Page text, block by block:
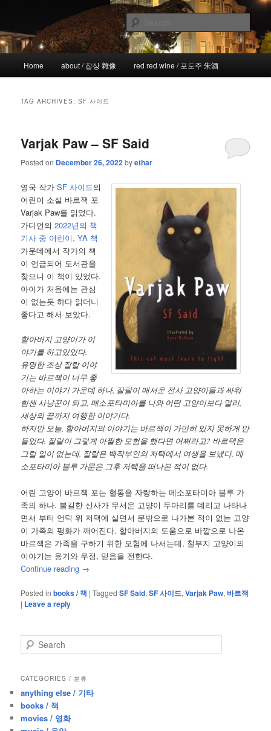
primary
content
secondary
content!wicked
the more I see the less I know
Home about / 잡상 雜像 red red wine / 포도주 朱酒
TAG ARCHIVES:SF 사이드
Varjak Paw – SF Said
Posted on December 26, 2022byethar
영국 작가SF 사이드의
어린이 소설 바르잭 포
Varjak Paw를 읽었다.
가디언의2022년의 책
기사 중 어린이, YA 책
가운데에서 작가의 책
이 언급되어 도서관을
찾으니 이 책이 있었다.
아이가 처음에는 관심
이 없는듯 하다 읽더니
좋다고 해서 보았다.
할아버지 고양이가 이
야기를 하고있었다.
유명한 조상 잘랄 이야
기는 바르잭이 너무 좋
아하는 이야기 가운데 하나, 잘랄이 매서운 전사 고양이들과 싸워
힘센 사냥꾼이 되고, 메소포타미아를 나와 어떤 고양이보다 멀리,
세상의 끝까지 여행한 이야기다.
하지만 오늘, 할아버지의 이야기는 바르잭이 가만히 있지 못하게 만
들었다. 잘랄이 그렇게 아찔한 모험을 했다면 어쩌라고? 바르택은
그럴 일이 없는데. 잘랄은 백작부인의 저택에서 여생을 보냈다. 메
소포타미아 블루 가문은 그후 저택을 떠나본 적이 없다.
어린 고양이 바르잭 포는 혈통을 자랑하는 메소포타미아 블루 가
족의 하나. 불길한 신사가 무서운 고양이 두마리를 데리고 나타나
면서 부터 언덕 위 저택에 살면서 문밖으로 나가본 적이 없는 고양
이 가족의 평화가 깨어진다. 할아버지의 도움으로 바깥으로 나온
바르잭은 가족을 구하기 위한 모험에 나서는데, 철부지 고양이의
이야기는 용기와 우정, 믿음을 전한다.
Continue reading →
Posted in books / 책 |Tagged SF Said,SF 사이드,Varjak Paw, 바르잭
| Leave a reply
e
r
h
CATEGORIES / 분류
anything else / 기타
books / 책
movies / 영화